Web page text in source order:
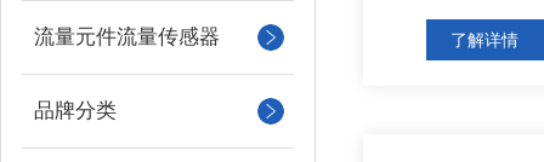
流量元件流量传感器
品牌分类
了解详情